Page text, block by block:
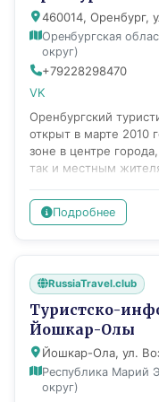
интересного
остановиться на
460014, Оренбург,
Оренбургская
округ)
+79228298470
VK
Оренбургский
открыт в марте 2010
зоне в центре
так и местным
имеющихся в
карт, атласов,
Сотрудники центра
истории города и
посмотреть в
инфоцентр, давно
фотосъемки
оформлению: на
истории Оренбурга,
Подробнее
RussiaTravel.club
Туристско-
Йошкар-Олы
Йошкар-Ола, ул.
Республика Марий
округ)